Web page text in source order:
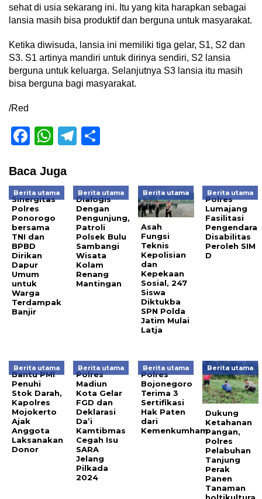
sehat di usia sekarang ini. Itu yang kita harapkan sebagai
lansia masih bisa produktif dan berguna untuk masyarakat.
Ketika diwisuda, lansia ini memiliki tiga gelar, S1, S2 dan
S3. S1 artinya mandiri untuk dirinya sendiri, S2 lansia
berguna untuk keluarga. Selanjutnya S3 lansia itu masih
bisa berguna bagi masyarakat.
/Red
Facebook
WhatsApp
Telegram
Baca Juga
Berita utama
Sinergitas
Polres
Ponorogo
bersama
TNI dan
BPBD
Dirikan
Dapur
Umum
untuk
Warga
Terdampak
Banjir
Berita utama
Dialogis
Dengan
Pengunjung,
Patroli
Polsek Bulu
Sambangi
Wisata
Kolam
Renang
Mantingan
Berita utama
Asah
Fungsi
Teknis
Kepolisian
dan
Kepekaan
Sosial, 247
Siswa
Diktukba
SPN Polda
Jatim Mulai
Latja
Berita utama
Polres
Lumajang
Fasilitasi
Pengendara
Disabilitas
Peroleh SIM
D
Berita utama
Bantu PMI
Penuhi
Stok Darah,
Kapolres
Mojokerto
Ajak
Anggota
Laksanakan
Donor
Berita utama
Polres
Madiun
Kota Gelar
FGD dan
Deklarasi
Da’i
Kamtibmas
Cegah Isu
SARA
Jelang
Pilkada
2024
Berita utama
Polres
Bojonegoro
Terima 3
Sertifikasi
Hak Paten
dari
Kemenkumham
Berita utama
Dukung
Ketahanan
Pangan,
Polres
Pelabuhan
Tanjung
Perak
Panen
Tanaman